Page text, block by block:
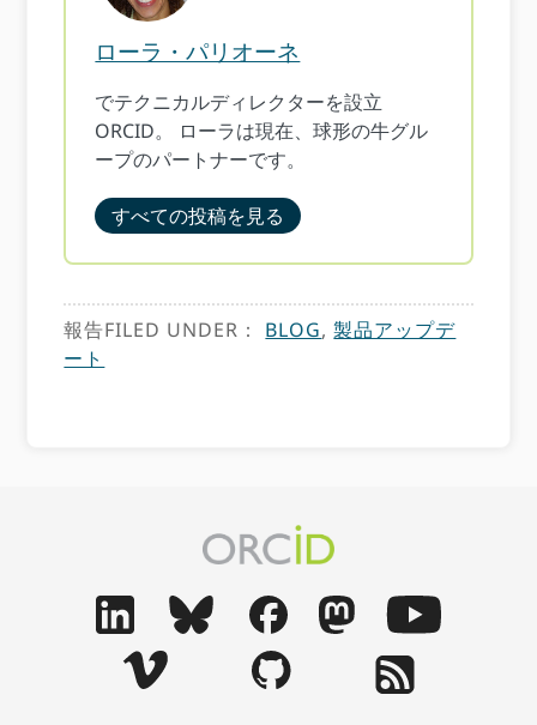
ローラ・パリオーネ
でテクニカルディレクターを設立
ORCID。 ローラは現在、球形の牛グル
ープのパートナーです。
すべての投稿を見る
報告FILED UNDER： BLOG,製品アップデ
ート